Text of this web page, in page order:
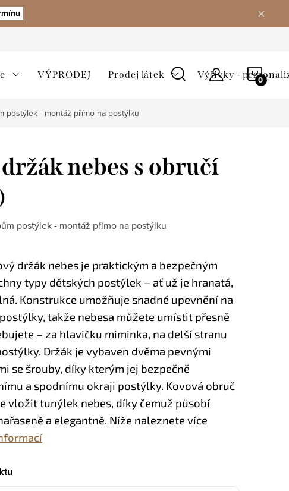
VÝPRODEJ Prodej látek Výšivky -
postýlek - montáž přímo na postýlku
nebes s obručí
postýlek - montáž přímo na postýlku
držák nebes je praktickým a bezpečným
typy dětských postýlek – ať už je hranatá,
Konstrukce umožňuje snadné upevnění na
takže nebesa můžete umístit přesně
– za hlavičku miminka, na delší stranu
Držák je vybaven dvěma pevnými
se šrouby, díky kterým jej bezpečně
a spodnímu okraji postýlky. Kovová obruč
vložit tunýlek nebes, díky čemuž působí
a elegantně. Níže naleznete více